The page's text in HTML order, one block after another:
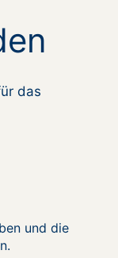
das
und die